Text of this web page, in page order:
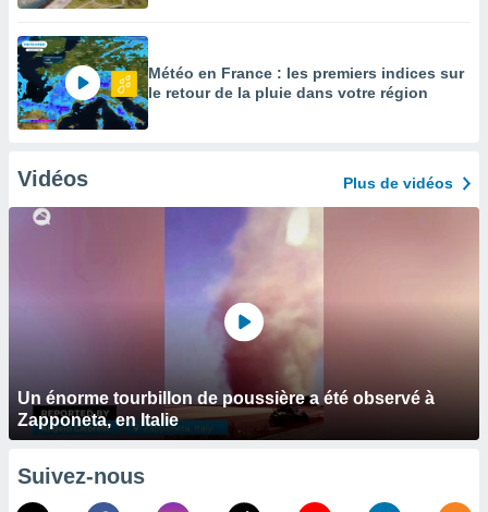
Météo en France : les premiers indices sur
le retour de la pluie dans votre région
Vidéos Plus de vidéos
Un énorme tourbillon de poussière a été observé à
Zapponeta, en Italie
Suivez-nous